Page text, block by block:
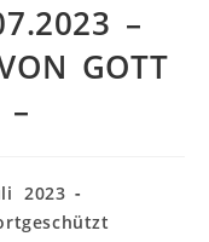
–
GOTT
–
2023